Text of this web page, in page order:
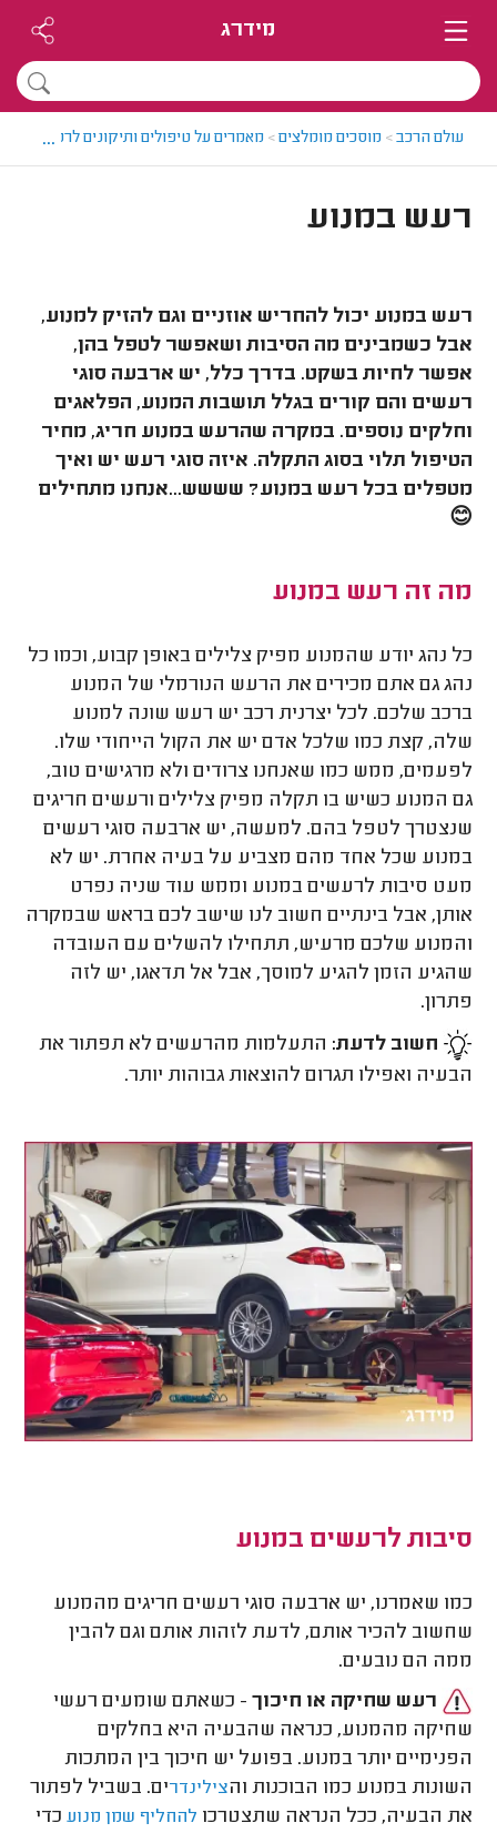
מידרג
עולם הרכב> מוסכים מומלצים> מאמרים על טיפולים ותיקונים לרכבים
...
רעש במנוע
רעש במנוע יכול להחריש אוזניים וגם להזיק למנוע,
אבל כשמבינים מה הסיבות ושאפשר לטפל בהן,
אפשר לחיות בשקט. בדרך כלל, יש ארבעה סוגי
רעשים והם קורים בגלל תושבות המנוע, הפלאגים
וחלקים נוספים. במקרה שהרעש במנוע חריג, מחיר
הטיפול תלוי בסוג התקלה. איזה סוגי רעש יש ואיך
מטפלים בכל רעש במנוע? שששש...אנחנו מתחילים
😊
מה זה רעש במנוע
כל נהג יודע שהמנוע מפיק צלילים באופן קבוע, וכמו כל
נהג גם אתם מכירים את הרעש הנורמלי של המנוע
ברכב שלכם. לכל יצרנית רכב יש רעש שונה למנוע
שלה, קצת כמו שלכל אדם יש את הקול הייחודי שלו.
לפעמים, ממש כמו שאנחנו צרודים ולא מרגישים טוב,
גם המנוע כשיש בו תקלה מפיק צלילים ורעשים חריגים
שנצטרך לטפל בהם. למעשה, יש ארבעה סוגי רעשים
במנוע שכל אחד מהם מצביע על בעיה אחרת. יש לא
מעט סיבות לרעשים במנוע וממש עוד שניה נפרט
אותן, אבל בינתיים חשוב לנו שישב לכם בראש שבמקרה
והמנוע שלכם מרעיש, תתחילו להשלים עם העובדה
שהגיע הזמן להגיע למוסך, אבל אל תדאגו, יש לזה
פתרון.
חשוב לדעת: התעלמות מהרעשים לא תפתור את
הבעיה ואפילו תגרום להוצאות גבוהות יותר.
סיבות לרעשים במנוע
כמו שאמרנו, יש ארבעה סוגי רעשים חריגים מהמנוע
שחשוב להכיר אותם, לדעת לזהות אותם וגם להבין
ממה הם נובעים.
רעש שחיקה או חיכוך - כשאתם שומעים רעשי
שחיקה מהמנוע, כנראה שהבעיה היא בחלקים
הפנימיים יותר במנוע. בפועל יש חיכוך בין המתכות
השונות במנוע כמו הבוכנות והצילינדרים. בשביל לפתור
את הבעיה, ככל הנראה שתצטרכו להחליף שמן מנוע כדי